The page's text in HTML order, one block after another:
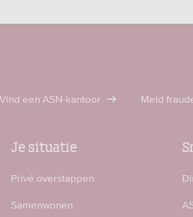
Vind een ASN-kantoor Meld
Je situatie
Privé overstappen
Samenwonen